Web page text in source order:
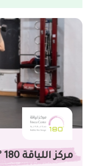
مركز اللياقة 180 °